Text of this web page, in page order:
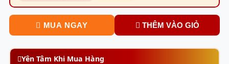
MUA NGAY THÊM VÀO GIỎ
Yên Tâm Khi Mua Hàng